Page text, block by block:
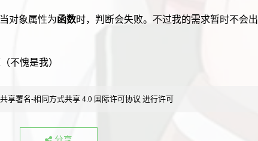
对象属性为函数时，判断会失败。不过我的需求暂时不会出
不愧是我）
享署名-相同方式共享 4.0 国际许可协议 进行许可